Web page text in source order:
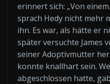
erinnert sich: „Von
sprach Hedy nicht mehr
ihn. Es war, als hätte er
später versuchte James
seiner Adoptivmutter
konnte knallhart sein.
abgeschlossen hatte,